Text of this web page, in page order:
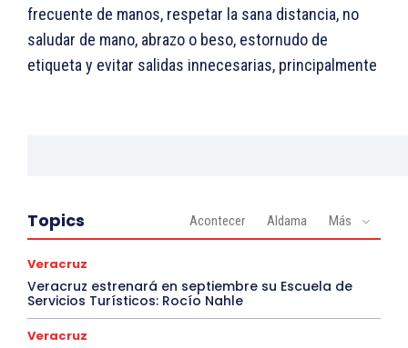
frecuente de manos, respetar la sana distancia, no
saludar de mano, abrazo o beso, estornudo de
etiqueta y evitar salidas innecesarias, principalmente
Topics Acontecer Aldama Más
Veracruz
Veracruz estrenará en septiembre su Escuela de
Servicios Turísticos: Rocío Nahle
Veracruz